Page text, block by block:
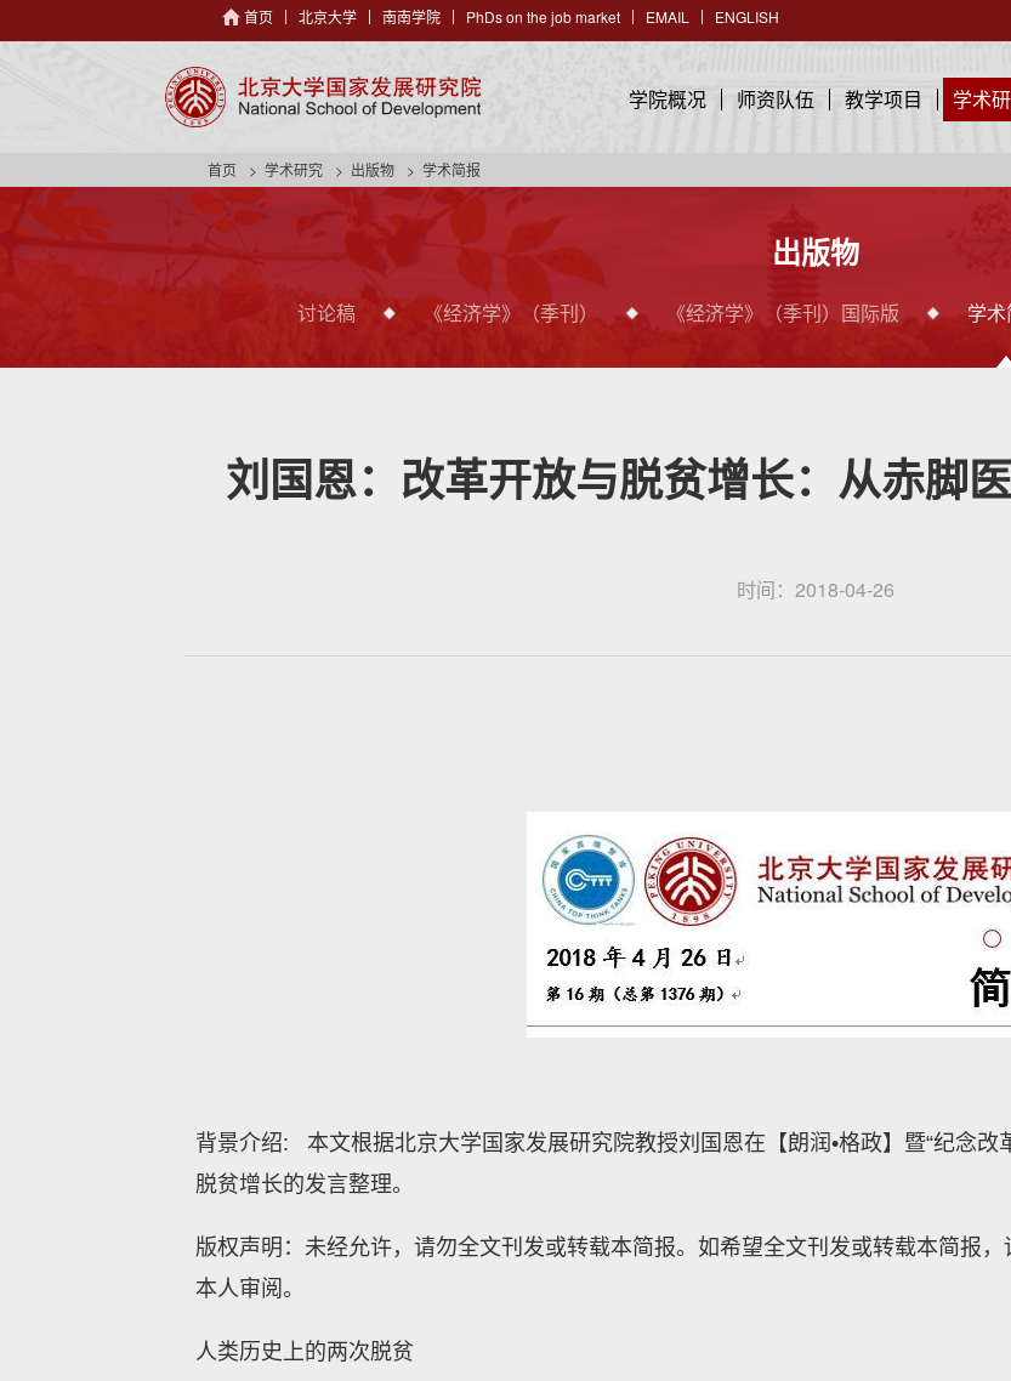
首页 北京大学 南南学院 PhDs on the job market EMAIL ENGLISH
学院概况 师资队伍 教学项目 学术
首页 学术研究 出版物 学术简报
出版物
讨论稿 《经济学》（季刊） 《经济学》（季刊）国际版 学
刘国恩：改革开放与脱贫增长：从赤脚
时间：2018-04-26
背景介绍: 本文根据北京大学国家发展研究院教授刘国恩在【朗润•格政】暨“纪念改
脱贫增长的发言整理。
版权声明：未经允许，请勿全文刊发或转载本简报。如希望全文刊发或转载本简报
本人审阅。
人类历史上的两次脱贫